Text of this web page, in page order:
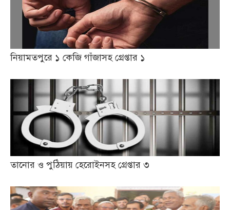
নিয়ামতপুরে ১ কেজি গাঁজাসহ গ্রেপ্তার ১
তানোর ও পুঠিয়ায় হেরোইনসহ গ্রেপ্তার ৩